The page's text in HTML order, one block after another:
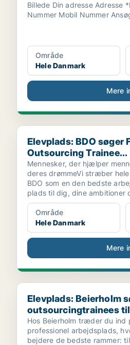
Billede Din adresse Adresse *Postnr *By *E-mail Tlf.
Nummer Mobil Nummer
Område
Hele Danmark
Mere
Elevplads: BDO søger
Elevplads: BDO søger
Outsourcing Trainee...
Mennesker, der hjælper
deres drømmeVi stræber
BDO som en den bedste
plads til dig, dine ambitioner
Område
Hele Danmark
Mere
Elevplads: Beierholm søger
Elevplads: Beierholm
outsourcingtrainees
Hos Beierholm træder du ind
professionel arbejdsplads,
bejdere de bedste rammer: